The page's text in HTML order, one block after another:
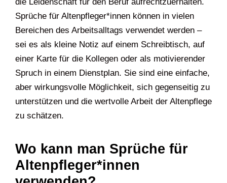
Sprüche für Altenpfleger*innen können in vielen
Bereichen des Arbeitsalltags verwendet werden –
sei es als kleine Notiz auf einem Schreibtisch, auf
einer Karte für die Kollegen oder als motivierender
Spruch in einem Dienstplan. Sie sind eine einfache,
aber wirkungsvolle Möglichkeit, sich gegenseitig zu
unterstützen und die wertvolle Arbeit der Altenpflege
zu schätzen.
Wo kann man Sprüche für
Altenpfleger*innen